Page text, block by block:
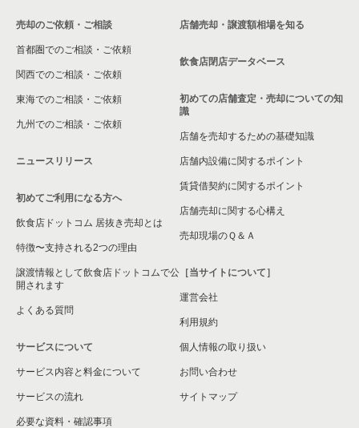
売却のご依頼・ご相談
首都圏でのご相談・ご依頼
関西でのご相談・ご依頼
東海でのご相談・ご依頼
九州でのご相談・ご依頼
ニュースリリース
初めてご利用になる方へ
飲食店ドットコム 居抜き売却とは
特徴〜支持される2つの理由
譲渡情報として飲食店ドットコムで公
開されます
よくある質問
サービスについて
サービス内容と料金について
サービスの流れ
必要な資料・確認事項
店舗売却・譲渡額相場を知る
飲食店閉店データベース
初めての店舗査定・売却についての知
識
店舗を売却するための基礎知識
店舗内設備に関するポイント
賃貸借契約に関するポイント
店舗売却に関する心構え
売却現場のＱ＆Ａ
［当サイトについて］
運営会社
利用規約
個人情報の取り扱い
お問い合わせ
サイトマップ